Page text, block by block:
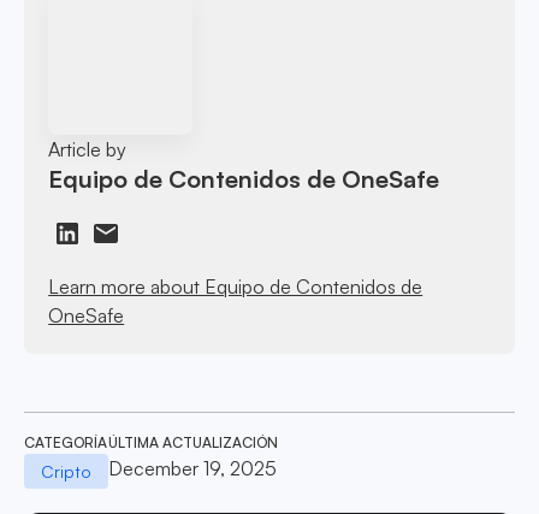
Article by
Equipo de Contenidos de OneSafe
Learn more about Equipo de Contenidos de
OneSafe
CATEGORÍA
Cripto
ÚLTIMA ACTUALIZACIÓN
December 19, 2025